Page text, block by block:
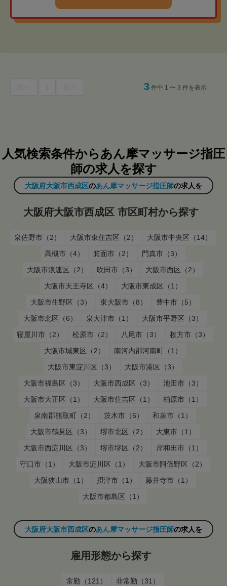
3 件中 1 〜 3 件を表示
人気検索条件からあん摩マッサージ指圧
師の求人を探す
大阪府大阪市西成区のあん摩マッサージ指圧師の求人を
大阪府大阪市西成区 市区町村から探す
泉佐野市（2） 大阪市東住吉区（2）
大阪市中央区（14）
高槻市（4）
箕面市（2）
門真市（3）
大阪市浪速区（2）
吹田市（3）
大阪市西区（2）
大阪市天王寺区（4）
大阪市東成区（1）
大阪市生野区（3）
東大阪市（8）
豊中市（5）
大阪市北区（6）
泉大津市（1）
大阪市平野区（3）
寝屋川市（2）
松原市（2） 八尾市（3）
枚方市（3）
大阪市城東区（2）
南河内郡河南町（1）
大阪市東淀川区（3）
大阪市港区（3）
大阪市福島区（3）
大阪市西成区（3）
池田市（3）
大阪市大正区（1）
大阪市住吉区（1）
柏原市（1）
泉南郡熊取町（2）
茨木市（6）
和泉市（1）
大阪市鶴見区（3）
堺市北区（2）
大東市（1）
大阪市西淀川区（3）
堺市堺区（2）
岸和田市（1）
守口市（1）
大阪市淀川区（1）
大阪市阿倍野区（2）
大阪狭山市（1）
摂津市（1）
藤井寺市（1）
大阪市都島区（1）
大阪府大阪市西成区のあん摩マッサージ指圧師の求人を
雇用形態から探す
常勤（121） 非常勤（31）